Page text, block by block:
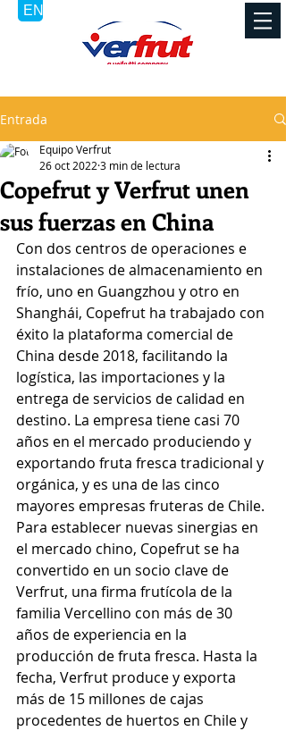
Entrada
Copefrut y Verfrut unen
sus fuerzas en China
Equipo Verfrut
26 oct 2022 3 min de lectura
Con dos centros de operaciones e
instalaciones de almacenamiento en
frío, uno en Guangzhou y otro en
Shanghái, Copefrut ha trabajado con
éxito la plataforma comercial de
China desde 2018, facilitando la
logística, las importaciones y la
entrega de servicios de calidad en
destino. La empresa tiene casi 70
años en el mercado produciendo y
exportando fruta fresca tradicional y
orgánica, y es una de las cinco
mayores empresas fruteras de Chile.
Para establecer nuevas sinergias en
el mercado chino, Copefrut se ha
convertido en un socio clave de
Verfrut, una firma frutícola de la
familia Vercellino con más de 30
años de experiencia en la
producción de fruta fresca. Hasta la
fecha, Verfrut produce y exporta
más de 15 millones de cajas
procedentes de huertos en Chile y